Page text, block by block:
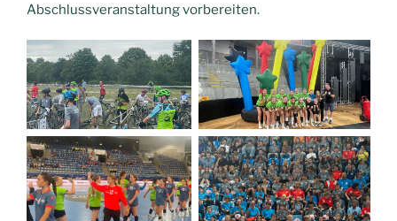
Abschlussveranstaltung vorbereiten.